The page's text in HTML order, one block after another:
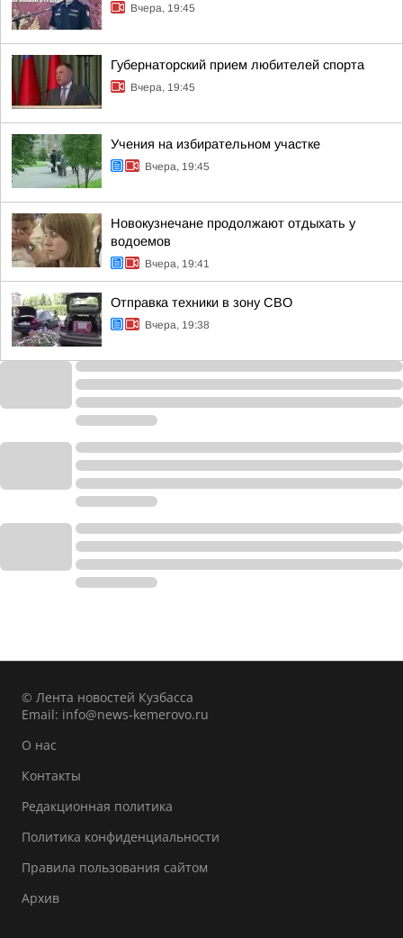
Вчера, 19:45
Губернаторский прием любителей спорта
Вчера, 19:45
Учения на избирательном участке
Вчера, 19:45
Новокузнечане продолжают отдыхать у
водоемов
Вчера, 19:41
Отправка техники в зону СВО
Вчера, 19:38
© Лента новостей Кузбасса
Email: info@news-kemerovo.ru
О нас
Контакты
Редакционная политика
Политика конфиденциальности
Правила пользования сайтом
Архив